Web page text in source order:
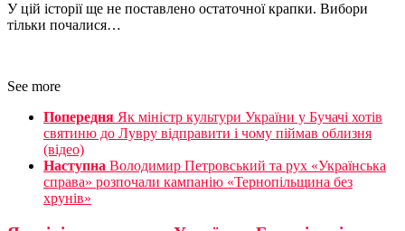
У цій історії ще не поставлено остаточної крапки. Вибори
тільки почалися…
See more
Попередня Як міністр культури України у Бучачі хотів
святиню до Лувру відправити і чому піймав облизня
(відео)
Наступна Володимир Петровський та рух «Українська
справа» розпочали кампанію «Тернопільщина без
хрунів»